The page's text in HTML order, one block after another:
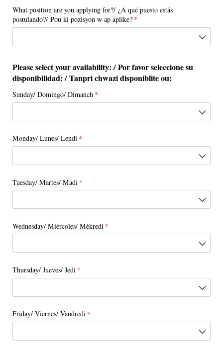
What position are you applying for?/​ ¿A qué puesto estás
postulando?/​ Pou ki pozisyon w ap aplike? *
(required)
Please select your availability: / Por favor seleccione su
disponibilidad: / Tanpri chwazi disponiblite ou:
Sunday/​ Domingo/​ Dimanch *
(required)
Monday/​ Lunes/​ Lendi *
(required)
Tuesday/​ Martes/​ Madi *
(required)
Wednesday/​ Miércoles/​ Mèkredi *
(required)
Thursday/​ Jueves/​ Jedi *
(required)
Friday/​ Viernes/​ Vandredi *
(required)